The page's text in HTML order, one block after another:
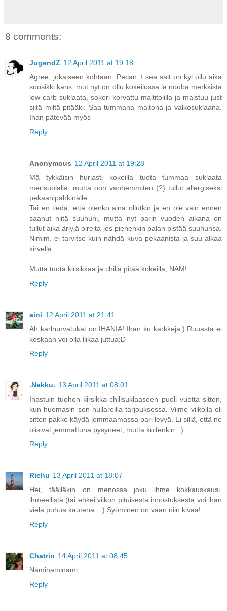
8 comments:
JugendZ 12 April 2011 at 19:18
Agree, jokaiseen kohtaan. Pecan + sea salt on kyl ollu aika
suosikki kans, mut nyt on ollu kokeilussa la nouba merkkistä
low carb suklaata, sokeri korvattu maltitolilla ja maistuu just
siltä miltä pitääki. Saa tummana maitona ja valkosuklaana.
Ihan pätevää myös
Reply
Anonymous 12 April 2011 at 19:28
Mä tykkäisin hurjasti kokeilla tuota tummaa suklaata
merisuolalla, mutta oon vanhemmiten (?) tullut allergiseksi
pekaanipähkinälle.
Tai en tiedä, että olenko aina ollutkin ja en ole vain ennen
saanut niitä suuhuni, mutta nyt parin vuoden aikana on
tullut aika ärjyjä oireita jos pienenkin palan pistää suuhunsa.
Nimim. ei tarvitse kuin nähdä kuva pekaanista ja suu alkaa
kirvellä.
Mutta tuota kirsikkaa ja chiliä pitää kokeilla, NAM!
Reply
aini 12 April 2011 at 21:41
Ah karhunvatukat on IHANIA! Ihan ku karkkeja:) Ruuasta ei
koskaan voi olla liikaa juttua:D
Reply
.Nekku. 13 April 2011 at 08:01
Ihastuin tuohon kirsikka-chilisuklaaseen puoli vuotta sitten,
kun huomasin sen hullareilla tarjouksessa. Viime viikolla oli
sitten pakko käydä jemmaamassa pari levyä. Ei sillä, että ne
olisivat jemmattuna pysyneet, mutta kuitenkin. :)
Reply
Riehu 13 April 2011 at 18:07
Hei, täälläkin on menossa joku ihme kokkauskausi,
ihmeellistä (tai ehkei viikon pituisesta innostuksesta voi ihan
vielä puhua kautena...:) Syöminen on vaan niin kivaa!
Reply
Chatrin 14 April 2011 at 08:45
Naminaminami
Reply